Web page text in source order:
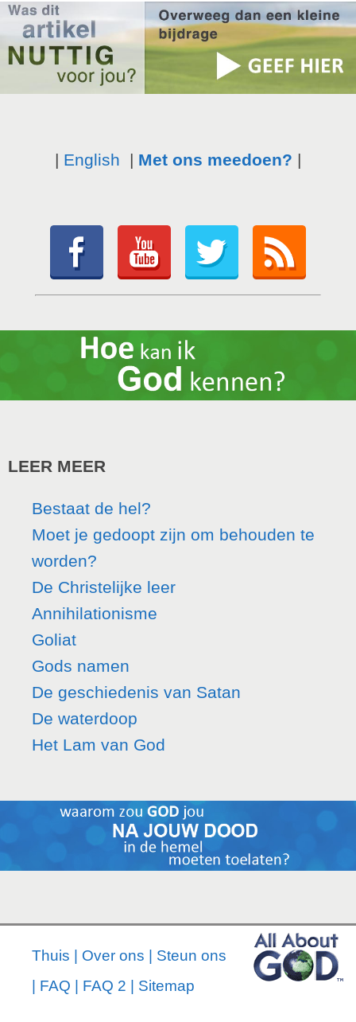
| English | Met ons meedoen? |
LEER MEER
Bestaat de hel?
Moet je gedoopt zijn om behouden te
worden?
De Christelijke leer
Annihilationisme
Goliat
Gods namen
De geschiedenis van Satan
De waterdoop
Het Lam van God
Thuis | Over ons | Steun ons
| FAQ | FAQ 2 | Sitemap